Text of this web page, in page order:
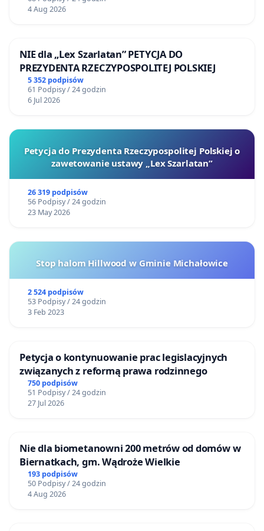
4 Aug 2026
NIE dla „Lex Szarlatan” PETYCJA DO
PREZYDENTA RZECZYPOSPOLITEJ POLSKIEJ
5 352 podpisów
61 Podpisy / 24 godzin
6 Jul 2026
Petycja do Prezydenta Rzeczypospolitej Polskiej o
zawetowanie ustawy „Lex Szarlatan”
26 319 podpisów
56 Podpisy / 24 godzin
23 May 2026
Stop halom Hillwood w Gminie Michałowice
2 524 podpisów
53 Podpisy / 24 godzin
3 Feb 2023
Petycja o kontynuowanie prac legislacyjnych
związanych z reformą prawa rodzinnego
750 podpisów
51 Podpisy / 24 godzin
27 Jul 2026
Nie dla biometanowni 200 metrów od domów w
Biernatkach, gm. Wądroże Wielkie
193 podpisów
50 Podpisy / 24 godzin
4 Aug 2026